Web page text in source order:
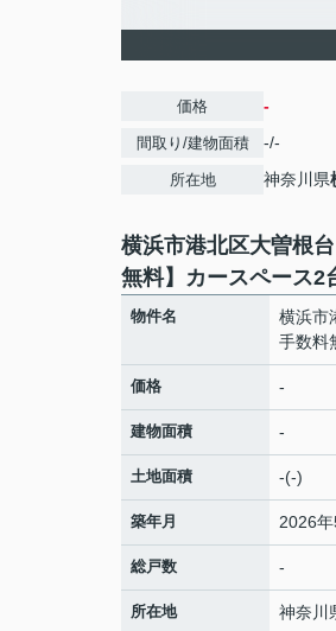
価格 -
間取り/建物面積 -/-
所在地 神奈川県
横浜市港北区大曽根
無料】カースペース2
物件名
横浜市
手数料
価格 -
建物面積 -
土地面積 -(-)
築年月 2026年
総戸数 -
所在地 神奈川